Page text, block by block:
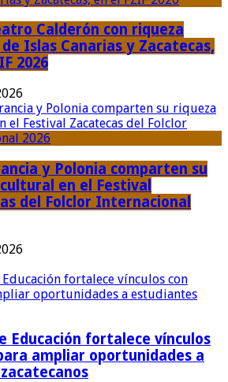
Calderón con riqueza
Islas Canarias y Zacatecas,
2026
y Polonia comparten su
en el Festival
del Folclor Internacional
Educación fortalece vínculos
ampliar oportunidades a